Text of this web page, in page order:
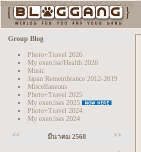
Bloggang.com : weblog for you and your gang
Group Blog
Photo+Travel 2026
My exercise/Health 2026
Music
Japan Remembrance 2012-2019
Miscellaneous
Photo+Travel 2025
My exercises 2025
Photo+Travel 2024
My exercises 2024
<< มีนาคม 2568 >>